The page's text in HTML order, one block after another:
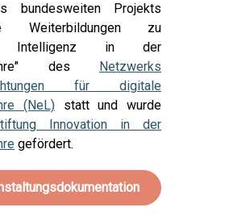
bundesweiten Projekts
Weiterbildungen zu
Intelligenz in der
des Netzwerks
für digitale
(NeL)statt und wurde
Innovation in der
gefördert.